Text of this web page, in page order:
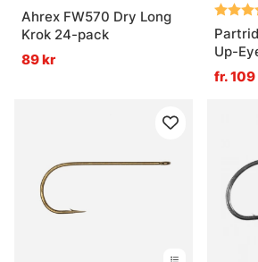
Ahrex FW570 Dry Long
Krok 24-pack
89 kr
Betyg:
Up-
fr.